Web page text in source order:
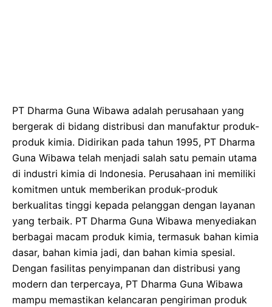
PT Dharma Guna Wibawa adalah perusahaan yang
bergerak di bidang distribusi dan manufaktur produk-
produk kimia. Didirikan pada tahun 1995, PT Dharma
Guna Wibawa telah menjadi salah satu pemain utama
di industri kimia di Indonesia. Perusahaan ini memiliki
komitmen untuk memberikan produk-produk
berkualitas tinggi kepada pelanggan dengan layanan
yang terbaik. PT Dharma Guna Wibawa menyediakan
berbagai macam produk kimia, termasuk bahan kimia
dasar, bahan kimia jadi, dan bahan kimia spesial.
Dengan fasilitas penyimpanan dan distribusi yang
modern dan terpercaya, PT Dharma Guna Wibawa
mampu memastikan kelancaran pengiriman produk